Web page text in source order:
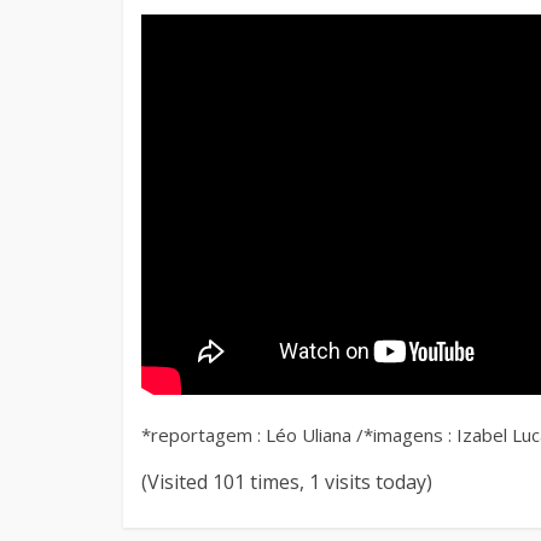
*reportagem : Léo Uliana /*imagens : Izabel
(Visited 101 times, 1 visits today)